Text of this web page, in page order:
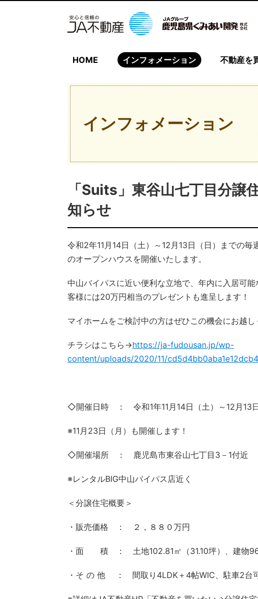
HOME インフォメーション 不動産を
インフォメーション
「Suits」東谷山七丁目分譲
知らせ
令和2年11月14日（土）～12月13日（日）までの
のオープンハウスを開催いたします。
中山バイパスに近い便利な立地で、年内に入居可
客様には20万円相当のプレゼントも進呈します！
マイホームをご検討中の方はぜひこの機会にお越し
チラシはこちら→https://ja-fudousan.jp/wp-
content/uploads/2020/11/
◇開催日時 ： 令和1年11月14日（土）～12月13
※11月23日（月）も開催します！
◇開催場所 ： 鹿児島市東谷山七丁目3－1付近
※レンタルBIG中山バイパス店近く
＜分譲住宅概要＞
・販売価格 ： ２，８８０万円
・面 積 ： 土地102.81㎡（31.10坪）、建物
・そ の 他 ： 間取り4LDK＋4帖WIC、駐車2台